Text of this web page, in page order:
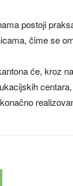
postoji
čime se
će, kroz